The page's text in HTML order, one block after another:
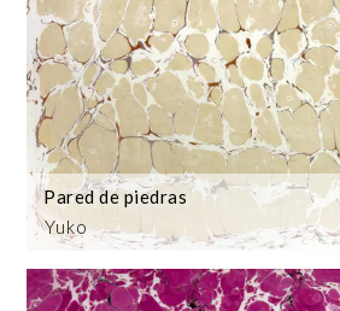
Yuko
Pared de piedras